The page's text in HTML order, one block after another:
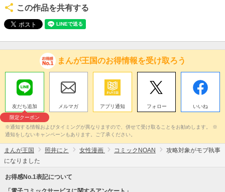
この作品を共有する
まんが王国のお得情報を受け取ろう
友だち追加
限定クーポン
メルマガ アプリ通知 フォロー いいね
※通知する情報およびタイミングが異なりますので、併せて受け取ることをお勧めします。 ※
通知をしないキャンペーンもあります。ご了承ください。
まんが王国 照井にと 女性漫画 コミックNOAN
攻略対象がモブ執事
になりました
お得感No.1表記について